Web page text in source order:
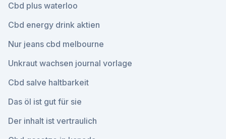
Cbd plus waterloo
Cbd energy drink aktien
Nur jeans cbd melbourne
Unkraut wachsen journal vorlage
Cbd salve haltbarkeit
Das öl ist gut für sie
Der inhalt ist vertraulich